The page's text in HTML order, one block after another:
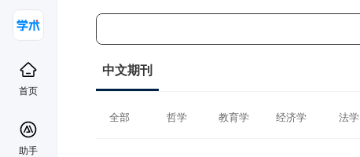
首页
助手
中文期刊
全部 哲学 教育学 经济学 法学